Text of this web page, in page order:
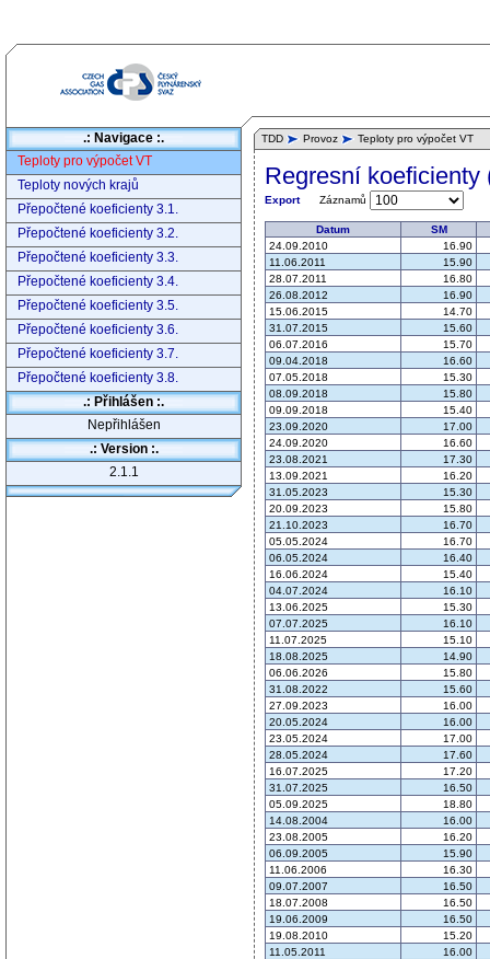
.: Navigace :.
Teploty pro výpočet VT
Teploty nových krajů
Přepočtené koeficienty 3.1.
Přepočtené koeficienty 3.2.
Přepočtené koeficienty 3.3.
Přepočtené koeficienty 3.4.
Přepočtené koeficienty 3.5.
Přepočtené koeficienty 3.6.
Přepočtené koeficienty 3.7.
Přepočtené koeficienty 3.8.
.: Přihlášen :.
Nepřihlášen
.: Version :.
2.1.1
TDD Provoz Teploty pro výpočet VT
Regresní koeficienty
Export Záznamů
Datum
SM
24.09.2010
16.90
11.06.2011
15.90
28.07.2011
16.80
26.08.2012
16.90
15.06.2015
14.70
31.07.2015
15.60
06.07.2016
15.70
09.04.2018
16.60
07.05.2018
15.30
08.09.2018
15.80
09.09.2018
15.40
23.09.2020
17.00
24.09.2020
16.60
23.08.2021
17.30
13.09.2021
16.20
31.05.2023
15.30
20.09.2023
15.80
21.10.2023
16.70
05.05.2024
16.70
06.05.2024
16.40
16.06.2024
15.40
04.07.2024
16.10
13.06.2025
15.30
07.07.2025
16.10
11.07.2025
15.10
18.08.2025
14.90
06.06.2026
15.80
31.08.2022
15.60
27.09.2023
16.00
20.05.2024
16.00
23.05.2024
17.00
28.05.2024
17.60
16.07.2025
17.20
31.07.2025
16.50
05.09.2025
18.80
14.08.2004
16.00
23.08.2005
16.20
06.09.2005
15.90
11.06.2006
16.30
09.07.2007
16.50
18.07.2008
16.50
19.06.2009
16.50
19.08.2010
15.20
11.05.2011
16.00